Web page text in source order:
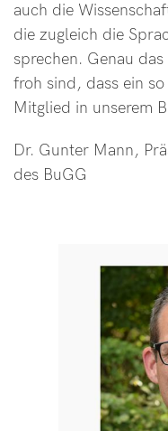
auch die
die zugleich die
sprechen. Genau
froh sind, dass ein so
Mitglied in unserem
Dr. Gunter Mann,
des BuGG